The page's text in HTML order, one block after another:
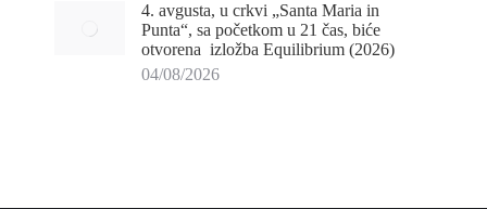
4. avgusta, u crkvi „Santa Maria in
Punta“, sa početkom u 21 čas, biće
otvorena izložba Equilibrium (2026)
04/08/2026